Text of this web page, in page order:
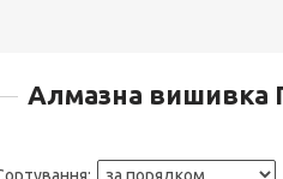
Алмазна вишивка